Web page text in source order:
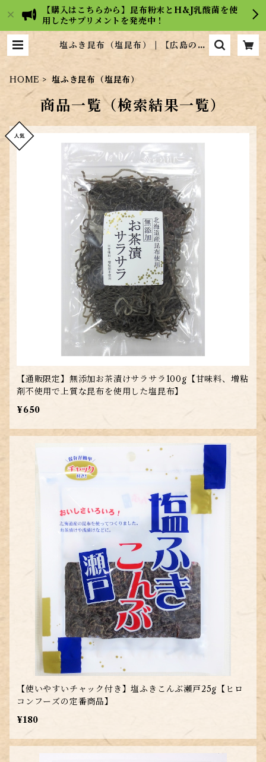
【購入はこちらから】昆布粉末とH&J乳酸菌を使
用したサプリメントを発売中！
塩ふき昆布（塩昆布） | 【広島の昆
HOME 塩ふき昆布（塩昆布）
商品一覧（検索結果一覧）
【通販限定】無添加お茶漬けサラサラ100g【甘味料、増粘
剤不使用で上質な昆布を使用した塩昆布】
¥650
【使いやすいチャック付き】塩ふきこんぶ瀬戸25g【ヒロ
コンフーズの定番商品】
¥180